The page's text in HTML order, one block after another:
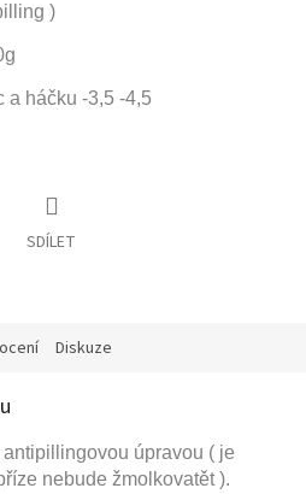
)
a háčku -3,5 -4,5
SDÍLET
Diskuze
úpravou ( je
nebude žmolkovatět ).